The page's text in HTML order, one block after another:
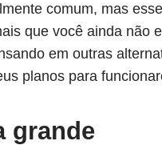
comum, mas
que você ainda não
em outras
planos para
grande